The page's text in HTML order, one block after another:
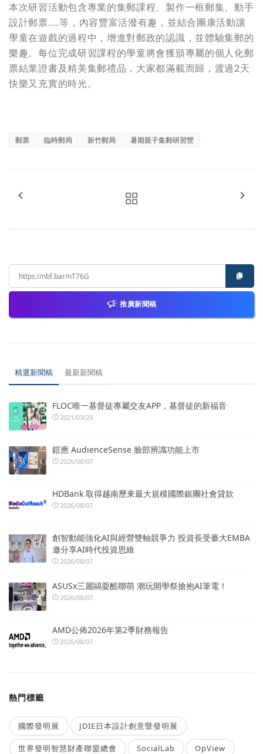
本次研習活動包含專業的集郵課程、製作一框郵集、動手
設計郵票……等，內容豐富活潑有趣，並結合團康活動讓
學童在遊戲的過程中，增進對郵政的認識，並體驗集郵的
樂趣。每位完成研習課程的學童將會獲頒專屬的個人化郵
票結業證書及精美集郵禮品，大家都滿載而歸，渡過2天
快樂又充實的時光。
郵票 臨時郵局 新竹郵局 暑期親子集郵研習營
推廣新聞稿
精選新聞稿 最新新聞稿
FLOC唯一基督徒專屬交友APP，基督徒的新福音
2021/03/29
鎧應 AudienceSense 臉部辨識功能上市
2026/08/07
HDBank 取得越南歷來最大規模國際銀團社會貸款
2026/08/07
創智動能強化AI與經營雙軸競爭力 投資長受臺大EMBA
邀分享AI時代投資思維
2026/08/07
ASUSx三麗鷗耍酷聯萌 潮玩開學祭搶抱AI筆電！
2026/08/07
AMD公佈2026年第2季財務報告
2026/08/07
熱門標籤
國際發明展 JDIE日本設計創意暨發明展
世界發明智慧財產聯盟總會 SocialLab OpView